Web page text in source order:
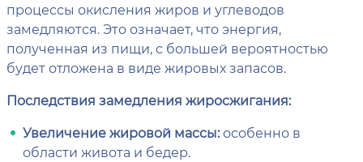
процессы окисления жиров и углеводов
замедляются. Это означает, что энергия,
полученная из пищи, с большей вероятностью
будет отложена в виде жировых запасов.
Последствия замедления жиросжигания:
Увеличение жировой массы:особенно в
области живота и бедер.